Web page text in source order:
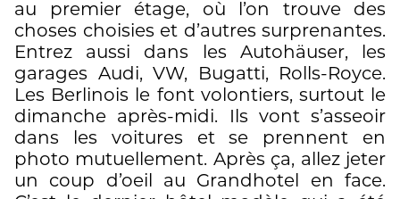
au premier étage, où l’on trouve des
choses choisies et d’autres surprenantes.
Entrez aussi dans les Autohäuser, les
garages Audi, VW, Bugatti, Rolls-Royce.
Les Berlinois le font volontiers, surtout le
dimanche après-midi. Ils vont s’asseoir
dans les voitures et se prennent en
photo mutuellement. Après ça, allez jeter
un coup d’oeil au Grandhotel en face.